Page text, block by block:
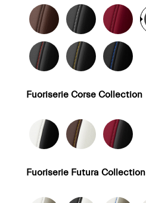
Fuoriserie Corse Collection
Fuoriserie Futura Collection